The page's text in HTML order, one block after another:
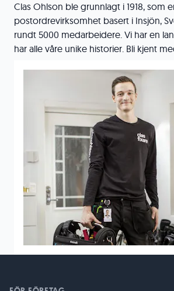
Clas Ohlson ble grunnlagt i 1918, som
postordrevirksomhet basert i Insjön,
rundt 5000 medarbeidere. Vi har en
har alle våre unike historier. Bli kjent